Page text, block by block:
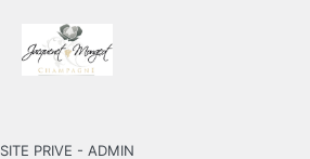
SITE PRIVE - ADMIN